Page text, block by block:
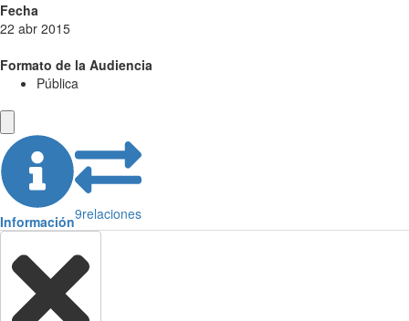
Fecha
22 abr 2015
Formato de la Audiencia
Pública
Información9relaciones